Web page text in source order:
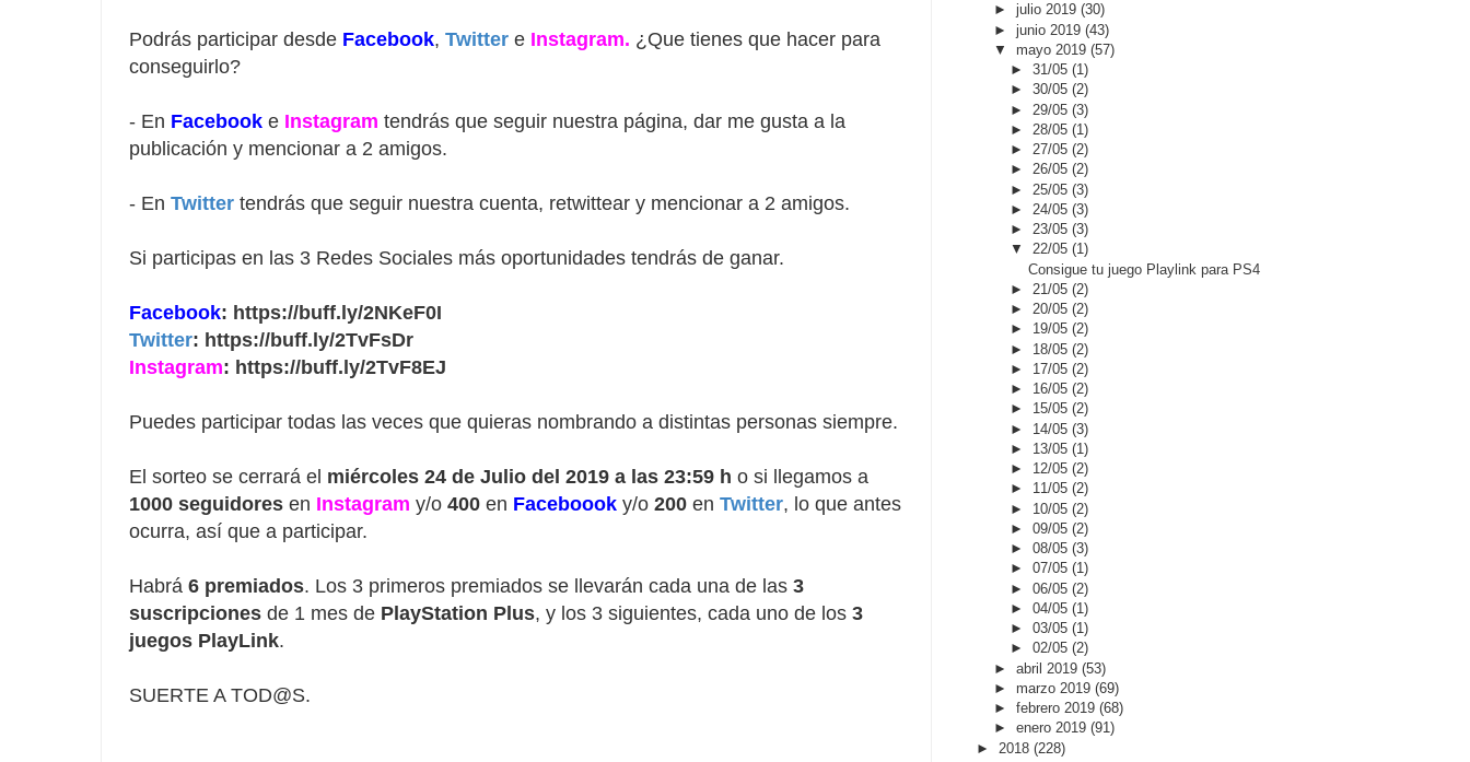
Podrás participar desde Facebook, Twitter e Instagram. ¿Que tienes que hacer para
conseguirlo?
- En Facebook e Instagram tendrás que seguir nuestra página, dar me gusta a la
publicación y mencionar a 2 amigos.
- En Twitter tendrás que seguir nuestra cuenta, retwittear y mencionar a 2 amigos.
Si participas en las 3 Redes Sociales más oportunidades tendrás de ganar.
Facebook: https://buff.ly/2NKeF0I
Twitter: https://buff.ly/2TvFsDr
Instagram: https://buff.ly/2TvF8EJ
Puedes participar todas las veces que quieras nombrando a distintas personas siempre.
El sorteo se cerrará el miércoles 24 de Julio del 2019 a las 23:59 h
1000 seguidores en Instagram y/o 400 en Faceboook y/o 200 en Twitter, lo que antes
ocurra, así que a participar.
Habrá 6 premiados. Los 3 primeros premiados se llevarán cada una de las 3
suscripciones de 1 mes de PlayStation Plus, y los 3 siguientes, cada uno de los 3
juegos PlayLink.
SUERTE A TOD@S.
► julio 2019 (30)
► junio 2019 (43)
▼ mayo 2019 (57)
►31/05(1)
►30/05(2)
► 29/05(3)
► 28/05(1)
►27/05(2)
►26/05(2)
► 25/05(3)
► 24/05(3)
►23/05(3)
▼22/05(1)
Consigue tu juego Playlink para PS4
► 21/05(2)
►20/05(2)
► 19/05(2)
► 18/05(2)
► 17/05(2)
► 16/05(2)
► 15/05(2)
► 14/05(3)
► 13/05(1)
► 12/05(2)
► 11/05(2)
► 10/05(2)
►09/05(2)
►08/05(3)
►07/05(1)
►06/05(2)
►04/05(1)
►03/05(1)
►02/05(2)
► abril 2019 (53)
► marzo 2019 (69)
► febrero 2019 (68)
► enero 2019 (91)
► 2018 (228)